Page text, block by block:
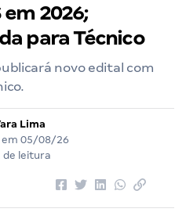
em 2026;
para Técnico
novo edital com
Lima
em 05/08/26
de leitura